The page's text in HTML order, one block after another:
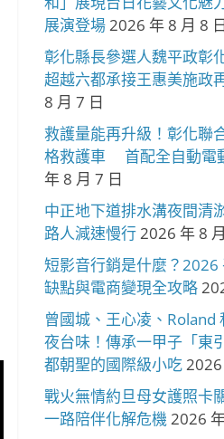
展演登場2026 年 8 月 8
彰化縣長參選人魏平政
超越六都承接王惠美施政
8 月 7 日
救護量能再升級！彰化聯
格救護車 首配全自動電
年 8 月 7 日
中正地下道排水溝夜間清
路人減速慢行2026 年 8
短影音行銷是什麼？2026
缺點與電商變現全攻略
曾國城、王心凌、Roland
夜台味！傳承一甲子「東
都朝聖的國際級小吃2026
戰火無情約旦母女護照
一路陪伴化解危機2026